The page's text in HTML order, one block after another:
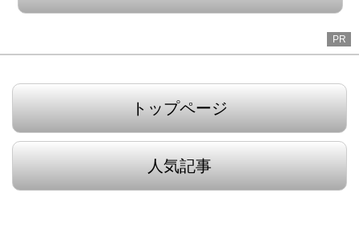
PR
トップページ
人気記事